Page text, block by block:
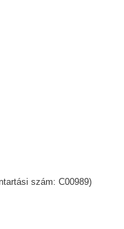
szám: C00989)